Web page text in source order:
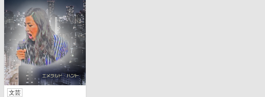
文芸